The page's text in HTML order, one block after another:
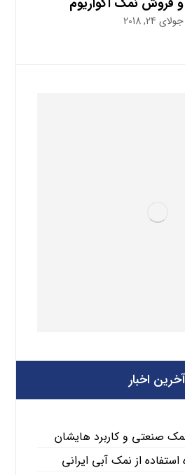
جولای 24, 2018
آخرین اخبار
صنعتی و کاربرد هایشان
از نمک آبی ایرانی